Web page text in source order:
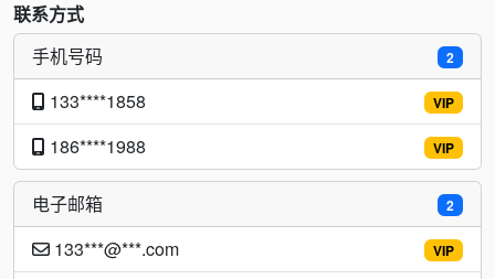
联系方式
2
手机号码
VIP
133****1858
VIP
186****1988
2
电子邮箱
VIP
133***@***.com